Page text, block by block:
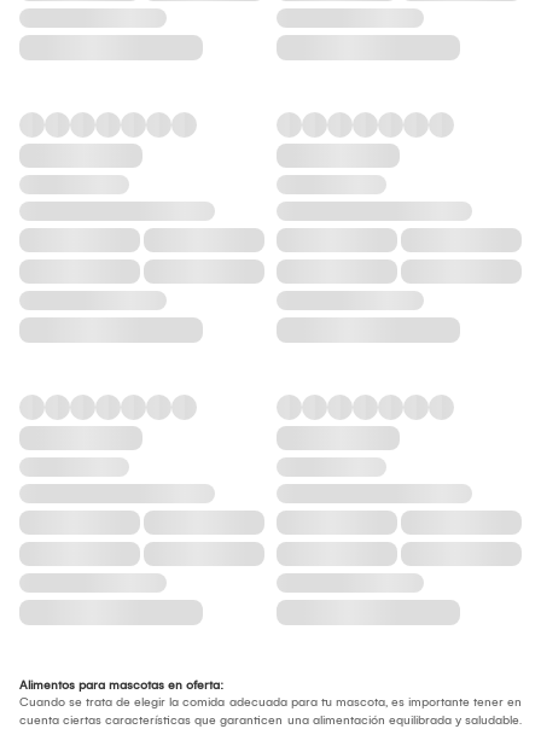
Alimentos para mascotas en oferta:
Cuando se trata de elegir la comida adecuada para tu mascota, es importante tener en
cuenta ciertas características que garanticen una alimentación equilibrada y saludable.